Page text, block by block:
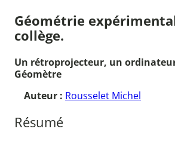
Géométrie
collège.
Un rétroprojecteur, un
Géomètre
Auteur : Rousselet Michel
Résumé